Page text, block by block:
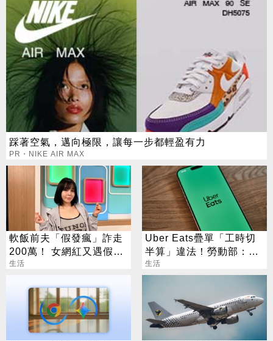
踩著空氣，邁向極限，讓每一步都輕盈有力
PR・NIKE AIR MAX
軟飯前夫「假發瘋」詐走
200萬！ 女網紅又遇假富
豪 養套殺噴2千萬
生活
Uber Eats疊單「工時切
半算」違法！勞動部：每
案可罰2萬
生活